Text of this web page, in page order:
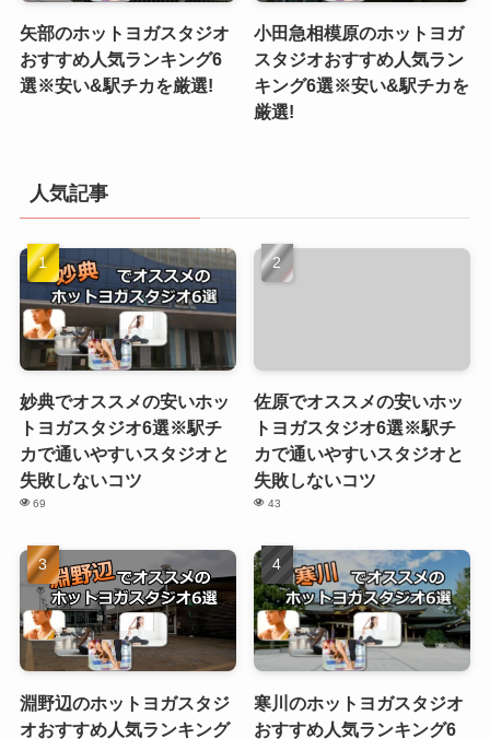
矢部のホットヨガスタジオ
おすすめ人気ランキング6
選※安い&駅チカを厳選!
小田急相模原のホットヨガ
スタジオおすすめ人気ラン
キング6選※安い&駅チカを
厳選!
人気記事
妙典でオススメの安いホッ
トヨガスタジオ6選※駅チ
カで通いやすいスタジオと
失敗しないコツ
69
佐原でオススメの安いホッ
トヨガスタジオ6選※駅チ
カで通いやすいスタジオと
失敗しないコツ
43
淵野辺のホットヨガスタジ
オおすすめ人気ランキング
寒川のホットヨガスタジオ
おすすめ人気ランキング6